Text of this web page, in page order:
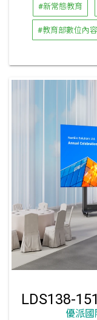
#新常態教育
#教育部數位內
優派國